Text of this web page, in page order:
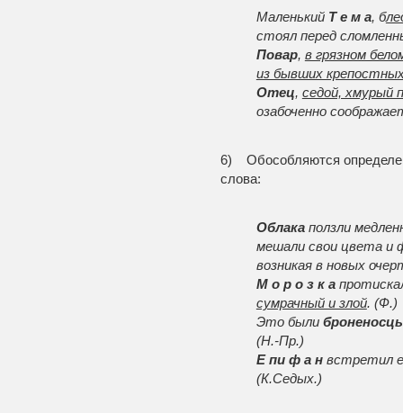
Маленький Т е м а, б
стоял перед
Повар, в грязном
из бывших
Отец, седой, хмурый
озабоченно
6) Обособляются
слова:
Облакаползли
мешали свои цвета и
возникая в новых
М о р о з к а
сумрачный и злой. (Ф.)
Это были
(Н.-Пр.)
Е пи ф а нвстретил
(К.Седых.)